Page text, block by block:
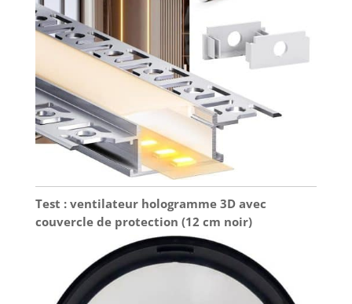
d’application, y
compris les
balcons, salons,
chambres,
terrasses, cuisines,
armoires, tables de
chevet, coiffeuses,
vitrines, cadres de
portes, bars,
escaliers,
panneaux
publicitaires, ainsi
que l’éclairage
indirect du plafond
et l’éclairage
décoratif dans les
environnements
commerciaux et
Test : ventilateur hologramme 3D avec
couvercle de protection (12 cm noir)